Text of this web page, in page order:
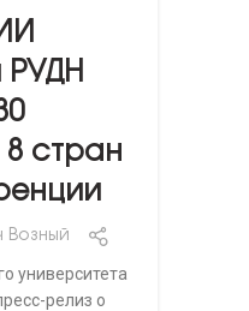
РУДН
8 стран
Возный
университета
релиз о